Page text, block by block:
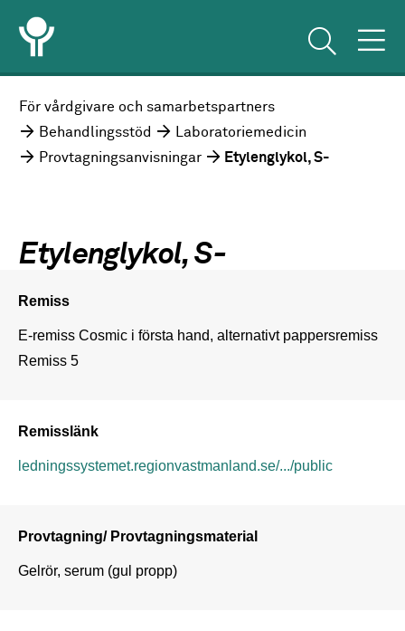
För vårdgivare och samarbetspartners
Behandlingsstöd
Laboratoriemedicin
Provtagningsanvisningar
Etylenglykol, S-
Etylenglykol, S-
Remiss
E-remiss Cosmic i första hand, alternativt pappersremiss
Remiss 5
Remisslänk
ledningssystemet.regionvastmanland.se/.../public
Provtagning/ Provtagningsmaterial
Gelrör, serum (gul propp)